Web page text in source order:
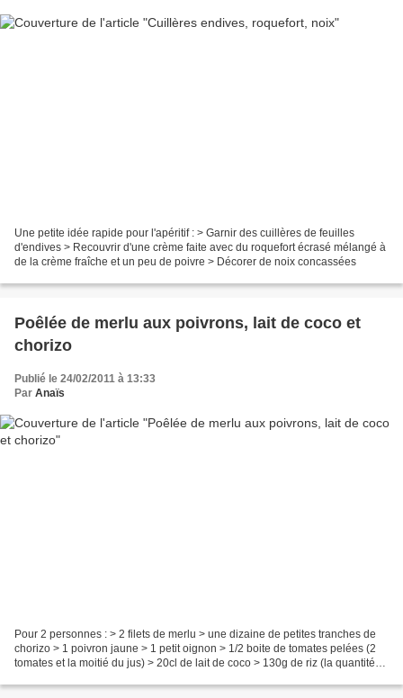
Une petite idée rapide pour l'apéritif : > Garnir des cuillères de feuilles
d'endives > Recouvrir d'une crème faite avec du roquefort écrasé mélangé à
de la crème fraîche et un peu de poivre > Décorer de noix concassées
Poêlée de merlu aux poivrons, lait de coco et
chorizo
Publié le 24/02/2011 à 13:33
Par Anaïs
Pour 2 personnes : > 2 filets de merlu > une dizaine de petites tranches de
chorizo > 1 poivron jaune > 1 petit oignon > 1/2 boite de tomates pelées (2
tomates et la moitié du jus) > 20cl de lait de coco > 130g de riz (la quantité